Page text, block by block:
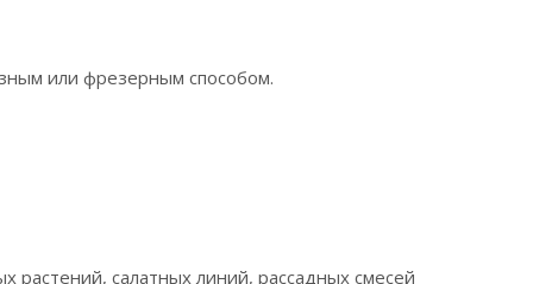
или фрезерным способом.
растений, салатных линий, рассадных смесей